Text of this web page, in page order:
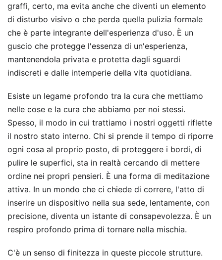
graffi, certo, ma evita anche che diventi un elemento
di disturbo visivo o che perda quella pulizia formale
che è parte integrante dell'esperienza d'uso. È un
guscio che protegge l'essenza di un'esperienza,
mantenendola privata e protetta dagli sguardi
indiscreti e dalle intemperie della vita quotidiana.
Esiste un legame profondo tra la cura che mettiamo
nelle cose e la cura che abbiamo per noi stessi.
Spesso, il modo in cui trattiamo i nostri oggetti riflette
il nostro stato interno. Chi si prende il tempo di riporre
ogni cosa al proprio posto, di proteggere i bordi, di
pulire le superfici, sta in realtà cercando di mettere
ordine nei propri pensieri. È una forma di meditazione
attiva. In un mondo che ci chiede di correre, l'atto di
inserire un dispositivo nella sua sede, lentamente, con
precisione, diventa un istante di consapevolezza. È un
respiro profondo prima di tornare nella mischia.
C'è un senso di finitezza in queste piccole strutture.